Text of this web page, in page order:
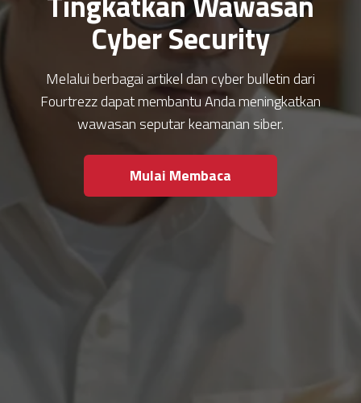
Cyber Security
Melalui berbagai artikel dan cyber bulletin dari
Fourtrezz dapat membantu Anda meningkatkan
wawasan seputar keamanan siber.
Mulai Membaca